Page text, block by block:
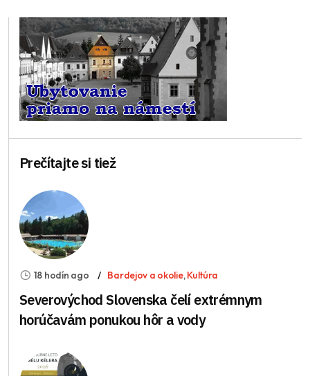
Prečítajte si tiež
18 hodín ago Bardejov a okolie,Kultúra
Severovýchod Slovenska čelí extrémnym
horúčavám ponukou hôr a vody